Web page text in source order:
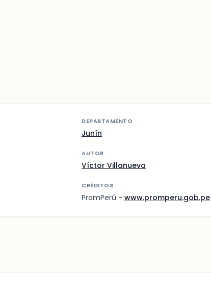
DEPARTAMENTO
Junín
AUTOR
Víctor Villanueva
CRÉDITOS
PromPerú - www.promperu.gob.pe